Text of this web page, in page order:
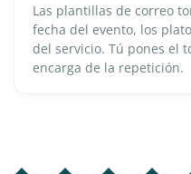
Las plantillas de correo
fecha del evento, los
del servicio. Tú pones el
encarga de la repetición.